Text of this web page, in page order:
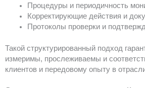
Процедуры и периодичность
Корректирующие действия и
Протоколы проверки и
Такой структурированный подход
измеримы, прослеживаемы и
клиентов и передовому опыту в